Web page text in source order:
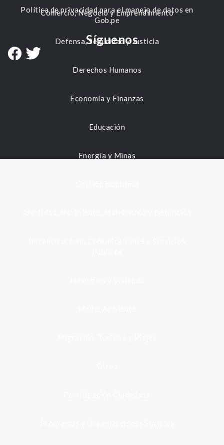
Comercio, Negocio y Emprendimiento
Defensa, Seguridad y Justicia
Derechos Humanos
Economía y Finanzas
Educación
Energía y Minas
Política de privacidad para el manejo de datos en
Gob.pe
Síguenos